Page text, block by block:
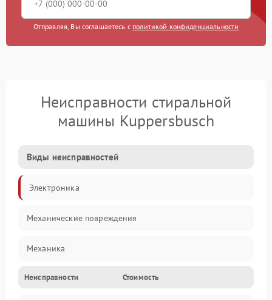
Отправляя, Вы соглашаетесь с политикой конфиденциальности
Неисправности стиральной
машины Kuppersbusch
Виды неисправностей
Электроника
Механические повреждения
Механика
Электропитание
Неисправности Стоимость